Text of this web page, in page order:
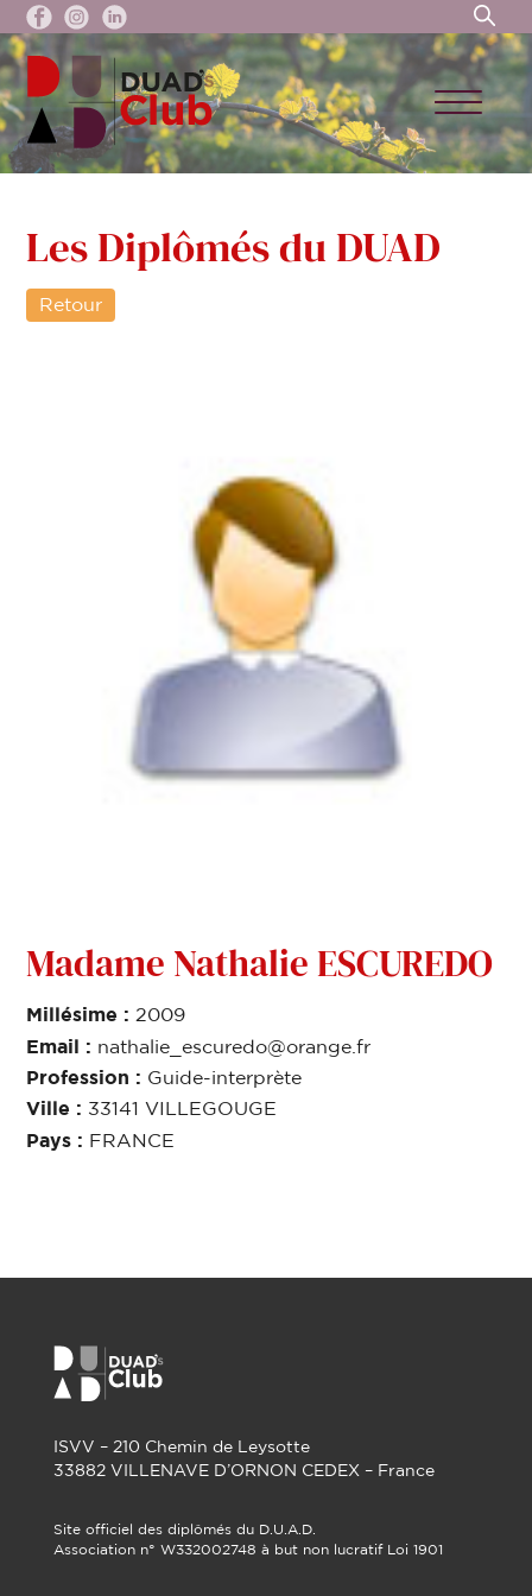
Les Diplômés du DUAD
Retour
Madame Nathalie ESCUREDO
Millésime :2009
Email : nathalie_escuredo@orange.fr
Profession : Guide-interprète
Ville : 33141 VILLEGOUGE
Pays : FRANCE
ISVV – 210 Chemin de Leysotte
33882 VILLENAVE D’ORNON CEDEX – France
Site officiel des diplômés du D.U.A.D.
Association n° W332002748 à but non lucratif Loi 1901